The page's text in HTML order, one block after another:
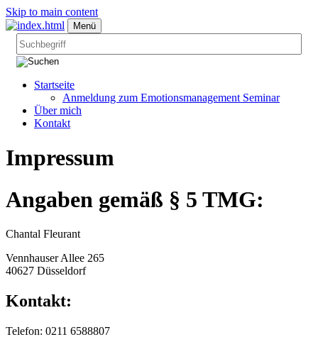
Skip to main content
Menü
Startseite
Anmeldung zum Emotionsmanagement Seminar
Über mich
Kontakt
Impressum
Angaben gemäß § 5 TMG:
Chantal Fleurant
Vennhauser Allee 265
40627 Düsseldorf
Kontakt:
Telefon: 0211 6588807